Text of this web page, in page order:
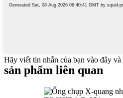
Hãy viết tin nhắn của bạn vào đây
sản phẩm liên quan